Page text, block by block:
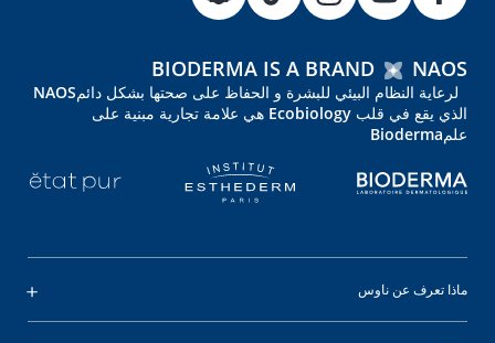
BIODERMA IS A BRAND NAOS
لرعاية النظام البيئي للبشرة و الحفاظ على صحتها بشكل دائمNAOS
الذي يقع في قلب Ecobiology هي علامة تجارية مبنية على
علمBioderma
ماذا تعرف عن ناوس